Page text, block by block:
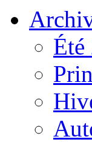
Été